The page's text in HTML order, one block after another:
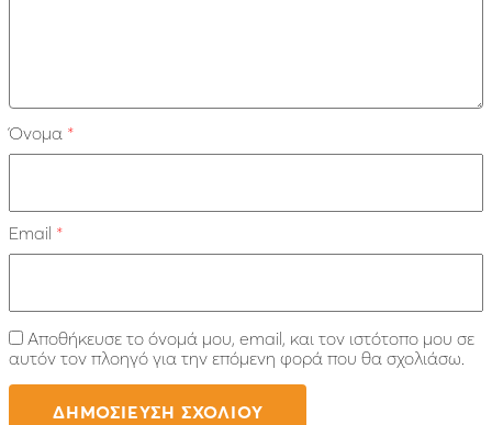
Όνομα *
Email *
Αποθήκευσε το όνομά μου, email, και τον ιστότοπο μου σε
αυτόν τον πλοηγό για την επόμενη φορά που θα σχολιάσω.